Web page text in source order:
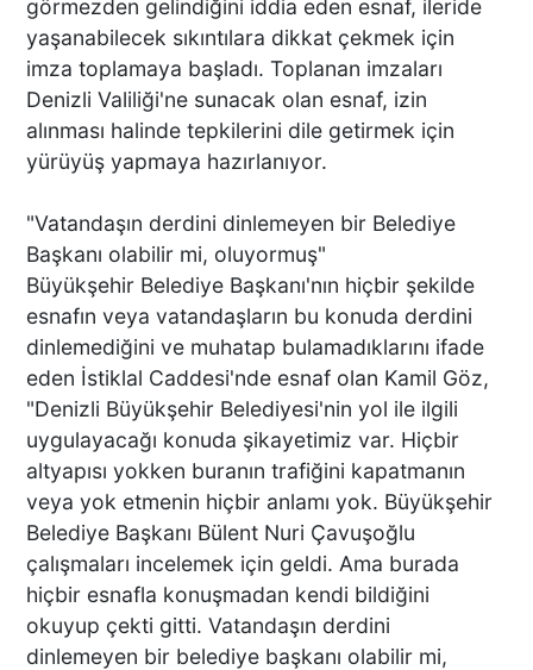
ZİYARETLERİNE DEVAM
EDİYOR
Macron’lu Tanıtım Filmi
Sosyal Medyayı Salladı
DENİZLİ’DE YAĞMUR
TRAFİĞİ BU HALE GETİRDİ
DENİZLİ BAROSU VE
AVUKATLARIN
İŞYERLERİNDE ARAMA
YAPILIYOR
KEKİK ÜRETİCİLERİNİN
UMUDU ALTUNTAŞ
BAHARAT ŞENLİKTE DE
görmezden gelindiğini iddia eden esnaf, ileride
yaşanabilecek sıkıntılara dikkat çekmek için
imza toplamaya başladı. Toplanan imzaları
Denizli Valiliği'ne sunacak olan esnaf, izin
alınması halinde tepkilerini dile getirmek için
yürüyüş yapmaya hazırlanıyor.
"Vatandaşın derdini dinlemeyen bir Belediye
Başkanı olabilir mi, oluyormuş"
Büyükşehir Belediye Başkanı'nın hiçbir şekilde
esnafın veya vatandaşların bu konuda derdini
dinlemediğini ve muhatap bulamadıklarını ifade
eden İstiklal Caddesi'nde esnaf olan Kamil Göz,
"Denizli Büyükşehir Belediyesi'nin yol ile ilgili
uygulayacağı konuda şikayetimiz var. Hiçbir
altyapısı yokken buranın trafiğini kapatmanın
veya yok etmenin hiçbir anlamı yok. Büyükşehir
Belediye Başkanı Bülent Nuri Çavuşoğlu
çalışmaları incelemek için geldi. Ama burada
hiçbir esnafla konuşmadan kendi bildiğini
okuyup çekti gitti. Vatandaşın derdini
dinlemeyen bir belediye başkanı olabilir mi,